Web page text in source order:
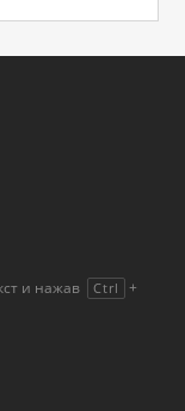
и нажав Ctrl +